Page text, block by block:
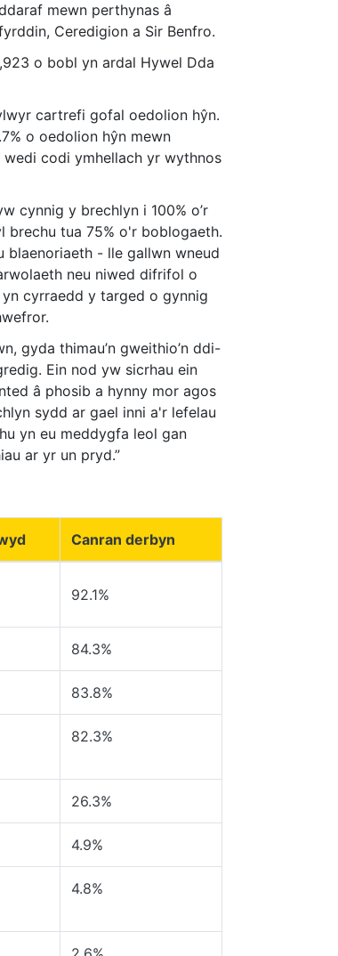
mewn perthynas â
Ceredigion a Sir Benfro.
o bobl yn ardal Hywel Dda
cartrefi gofal oedolion hŷn.
o oedolion hŷn mewn
codi ymhellach yr wythnos
cynnig y brechlyn i 100% o’r
tua 75% o'r boblogaeth.
blaenoriaeth - lle gallwn wneud
neu niwed difrifol o
cyrraedd y targed o gynnig
gyda thimau’n gweithio’n ddi-
Ein nod yw sicrhau ein
â phosib a hynny mor agos
sydd ar gael inni a'r lefelau
yn eu meddygfa leol gan
ar yr un pryd.”
Canran derbyn
92.1%
84.3%
83.8%
82.3%
26.3%
4.9%
4.8%